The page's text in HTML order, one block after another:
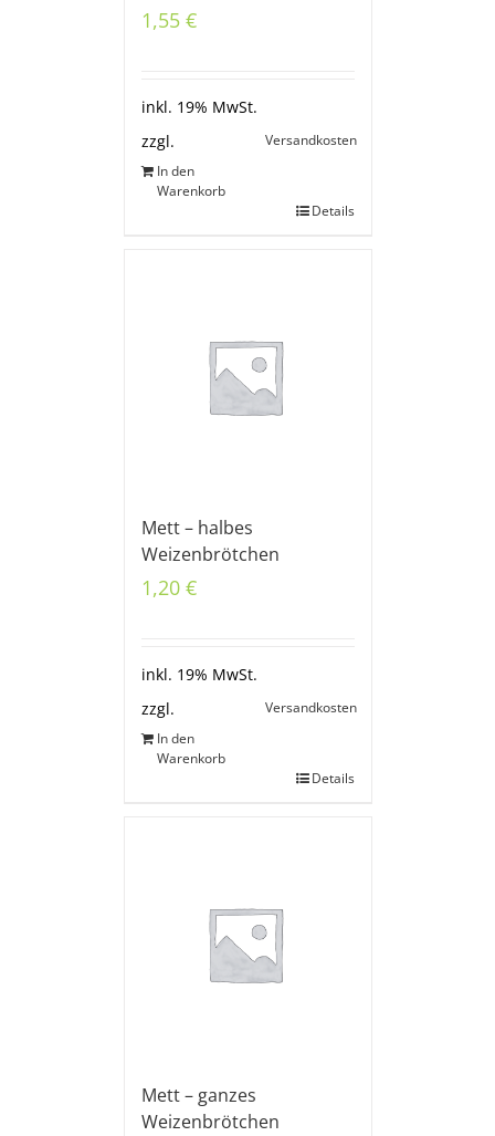
1,55 €
inkl. 19% MwSt.
zzgl.
Versandkosten
In den
Warenkorb
Details
Mett – halbes
Weizenbrötchen
1,20 €
inkl. 19% MwSt.
zzgl.
Versandkosten
In den
Warenkorb
Details
Mett – ganzes
Weizenbrötchen